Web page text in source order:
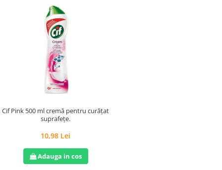
Cif Pink 500 ml cremă pentru curățat
suprafețe.
10,98 Lei
Adauga in cos